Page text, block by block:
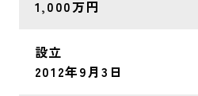
1,000万円
設立
2012年9月3日